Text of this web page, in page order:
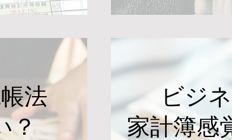
法
？
ビジ
家計簿感